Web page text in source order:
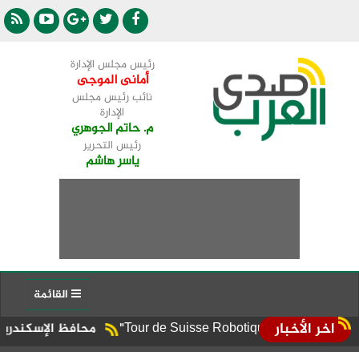
رئيس مجلس الإدارة
أمانى الموجى
نائب رئيس مجلس
الإدارة
م. حاتم الجوهري
رئيس التحرير
ياسر هاشم
اخر الأخبار محافظ الإسكندرية يوجه